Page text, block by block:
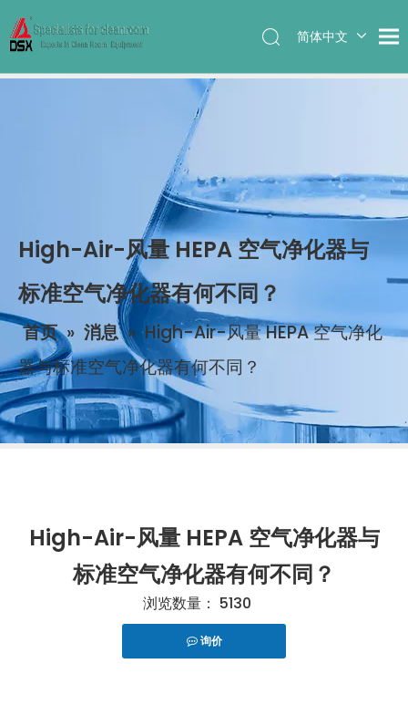
简体中文
High-Air-风量 HEPA 空气净化器与
标准空气净化器有何不同？
首页 » 消息 » High-Air-风量 HEPA 空气净化
器与标准空气净化器有何不同？
High-Air-风量 HEPA 空气净化器与
标准空气净化器有何不同？
浏览数量： 5130
询价